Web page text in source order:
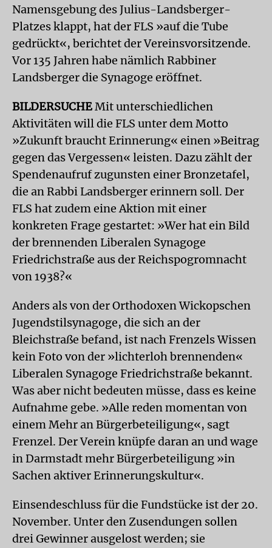
Namensgebung des Julius-Landsberger-
Platzes klappt, hat der FLS »auf die Tube
gedrückt«, berichtet der Vereinsvorsitzende.
Vor 135 Jahren habe nämlich Rabbiner
Landsberger die Synagoge eröffnet.
BILDERSUCHEMit unterschiedlichen
Aktivitäten will die FLS unter dem Motto
»Zukunft braucht Erinnerung« einen »Beitrag
gegen das Vergessen« leisten. Dazu zählt der
Spendenaufruf zugunsten einer Bronzetafel,
die an Rabbi Landsberger erinnern soll. Der
FLS hat zudem eine Aktion mit einer
konkreten Frage gestartet: »Wer hat ein Bild
der brennenden Liberalen Synagoge
Friedrichstraße aus der Reichspogromnacht
von 1938?«
Anders als von der Orthodoxen Wickopschen
Jugendstilsynagoge, die sich an der
Bleichstraße befand, ist nach Frenzels Wissen
kein Foto von der »lichterloh brennenden«
Liberalen Synagoge Friedrichstraße bekannt.
Was aber nicht bedeuten müsse, dass es keine
Aufnahme gebe. »Alle reden momentan von
einem Mehr an Bürgerbeteiligung«, sagt
Frenzel. Der Verein knüpfe daran an und wage
in Darmstadt mehr Bürgerbeteiligung »in
Sachen aktiver Erinnerungskultur«.
Einsendeschluss für die Fundstücke ist der 20.
November. Unter den Zusendungen sollen
drei Gewinner ausgelost werden; sie